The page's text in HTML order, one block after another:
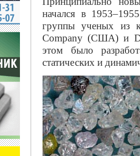
начался в
группы ученых из
Company (США) и
этом было
статических и